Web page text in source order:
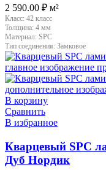
2 590.00 ₽ м²
Класс: 42 класс
Толщина: 4 мм
Материал: SPC
Тип соединения: Замковое
В корзину
Сравнить
В избранное
Кварцевый SPC
Дуб Нордик